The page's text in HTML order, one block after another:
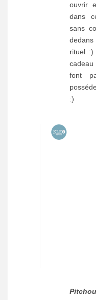
ouvrir
dans
sans
dedans
rituel :)
font
:)